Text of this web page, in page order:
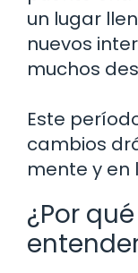
un lugar
nuevos
muchos
Este
cambios
mente y en
¿Por